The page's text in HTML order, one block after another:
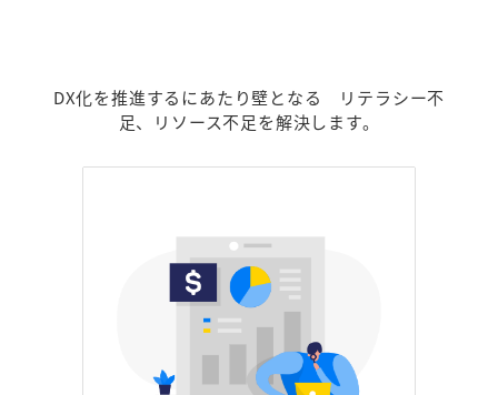
DX化を推進するにあたり壁となる リテラシー不
足、リソース不足を解決します。